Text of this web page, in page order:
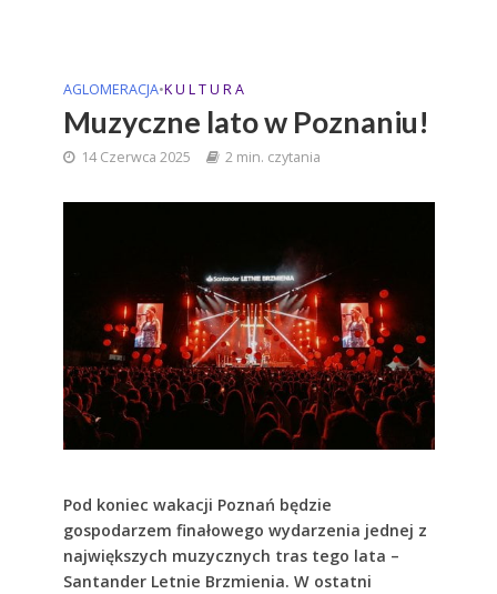
AGLOMERACJA•K U L T U R A
Muzyczne lato w Poznaniu!
14 Czerwca 2025 2 min. czytania
Pod koniec wakacji Poznań będzie
gospodarzem finałowego wydarzenia jednej z
największych muzycznych tras tego lata –
Santander Letnie Brzmienia. W ostatni